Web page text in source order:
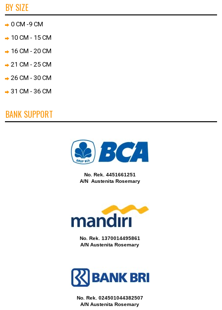
BY SIZE
0 CM -9 CM
10 CM - 15 CM
16 CM - 20 CM
21 CM - 25 CM
26 CM - 30 CM
31 CM - 36 CM
BANK SUPPORT
No. Rek. 4451661251
A/N Austenita Rosemary
No. Rek. 1370014495861
A/N Austenita Rosemary
No. Rek. 024501044382507
A/N Austenita Rosemary